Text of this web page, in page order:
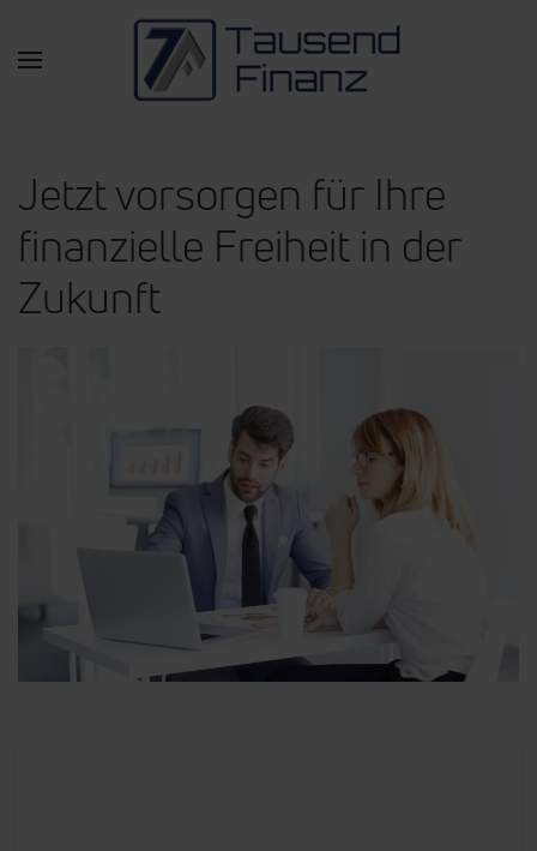
Zum Hauptinhalt springen
Jetzt vorsorgen für Ihre
finanzielle Freiheit in der
Zukunft